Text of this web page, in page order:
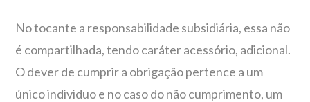
No tocante a responsabilidade subsidiária, essa não
é compartilhada, tendo caráter acessório, adicional.
O dever de cumprir a obrigação pertence a um
único individuo e no caso do não cumprimento, um